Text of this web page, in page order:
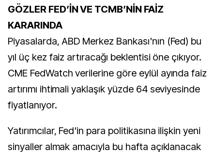
GÖZLER FED’İN VE TCMB’NİN FAİZ
KARARINDA
Piyasalarda, ABD Merkez Bankası'nın (Fed) bu
yıl üç kez faiz artıracağı beklentisi öne çıkıyor.
CME FedWatch verilerine göre eylül ayında faiz
artırımı ihtimali yaklaşık yüzde 64 seviyesinde
fiyatlanıyor.
Yatırımcılar, Fed'in para politikasına ilişkin yeni
sinyaller almak amacıyla bu hafta açıklanacak